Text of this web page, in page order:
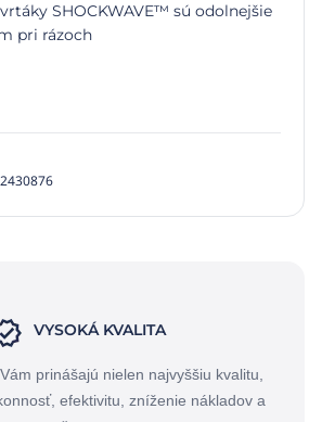
SHOCKWAVE™ sú odolnejšie
pri rázoch
VYSOKÁ KVALITA
prinášajú nielen najvyššiu kvalitu,
efektivitu, zníženie nákladov a